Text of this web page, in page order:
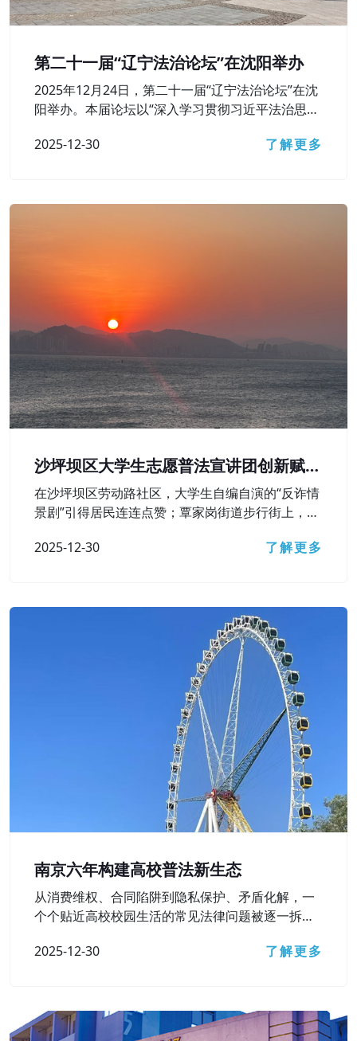
第二十一届“辽宁法治论坛”在沈阳举办
2025年12月24日，第二十一届“辽宁法治论坛”在沈
阳举办。本届论坛以“深入学习贯彻习近平法治思
2025-12-30
了解更多
沙坪坝区大学生志愿普法宣讲团创新赋能
基层普法之路
在沙坪坝区劳动路社区，大学生自编自演的“反诈情
景剧”引得居民连连点赞；覃家岗街道步行街上，一
弄懂了遗嘱效力、高空抛物责任等法律知识
2025-12-30 了解更多
南京六年构建高校普法新生态
从消费维权、合同陷阱到隐私保护、矛盾化解，一
个个贴近高校校园生活的常见法律问题被逐一拆
进高校”活动之“‘检’爱青春 ‘宁’护未来”主题直播访谈
2025-12-30 了解更多